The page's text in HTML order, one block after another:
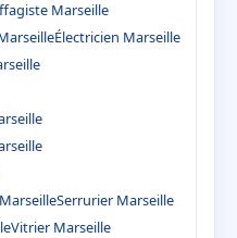
Marseille
Électricien Marseille
Serrurier Marseille
Vitrier Marseille